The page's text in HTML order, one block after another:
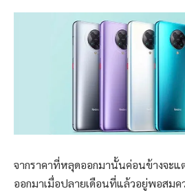
จากราคาที่หลุดออกมานั้นค่อนข้างจะแ
ออกมาเมื่อปลายเดือนที่แล้วอยู่พอสม